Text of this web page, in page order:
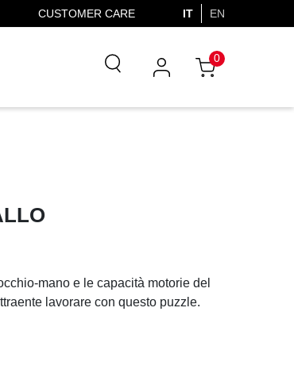
CUSTOMER CARE IT EN
0
mano e le capacità motorie del
lavorare con questo puzzle.